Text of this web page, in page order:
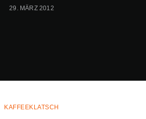
29. MÄRZ 2012
KAFFEEKLATSCH